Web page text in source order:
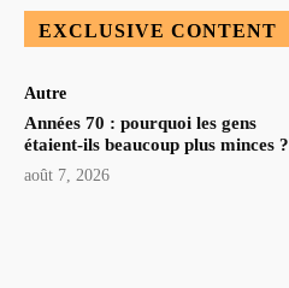
EXCLUSIVE CONTENT
Autre
Années 70 : pourquoi les gens
étaient-ils beaucoup plus minces ?
août 7, 2026